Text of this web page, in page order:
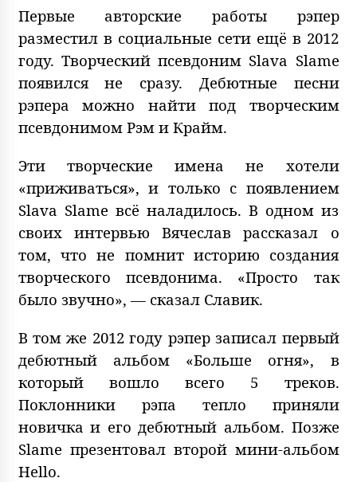
Первые авторские работы рэпер
разместил в социальные сети ещё в 2012
году. Творческий псевдоним Slava Slame
появился не сразу. Дебютные песни
рэпера можно найти под творческим
псевдонимом Рэм и Крайм.
Эти творческие имена не хотели
«приживаться», и только с появлением
Slava Slame всё наладилось. В одном из
своих интервью Вячеслав рассказал о
том, что не помнит историю создания
творческого псевдонима. «Просто так
было звучно», — сказал Славик.
В том же 2012 году рэпер записал первый
дебютный альбом «Больше огня», в
который вошло всего 5 треков.
Поклонники рэпа тепло приняли
новичка и его дебютный альбом. Позже
Slame презентовал второй мини-альбом
Hello.